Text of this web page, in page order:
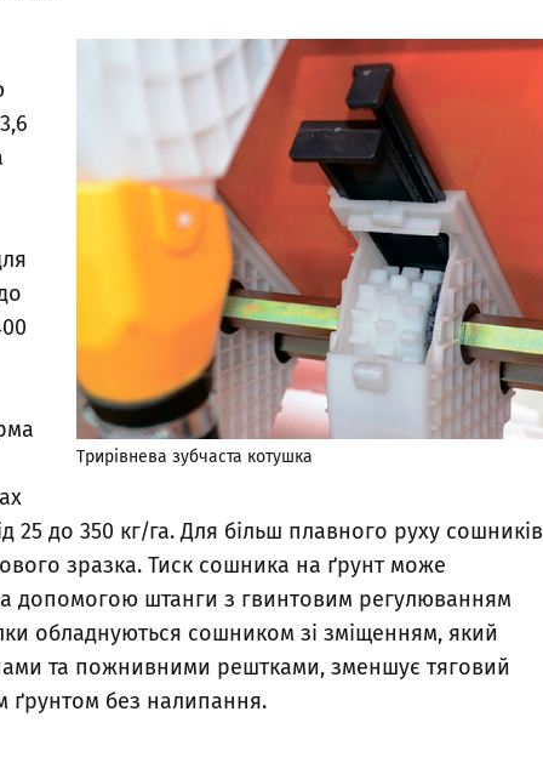
Трирівнева зубчаста котушка
25 до 350 кг/га. Для більш плавного руху сошників
зразка. Тиск сошника на ґрунт може
допомогою штанги з гвинтовим регулюванням
обладнуються сошником зі зміщенням, який
та пожнивними рештками, зменшує тяговий
ґрунтом без налипання.